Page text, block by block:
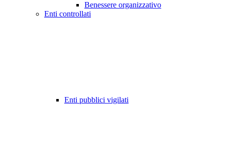
Benessere organizzativo
Enti controllati
Enti pubblici vigilati